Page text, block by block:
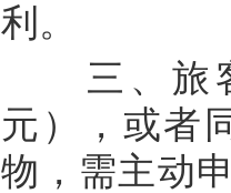
利。
三、旅客
元），或者
物，需主动